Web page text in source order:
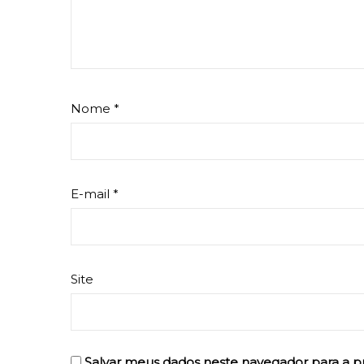
Nome *
E-mail *
Site